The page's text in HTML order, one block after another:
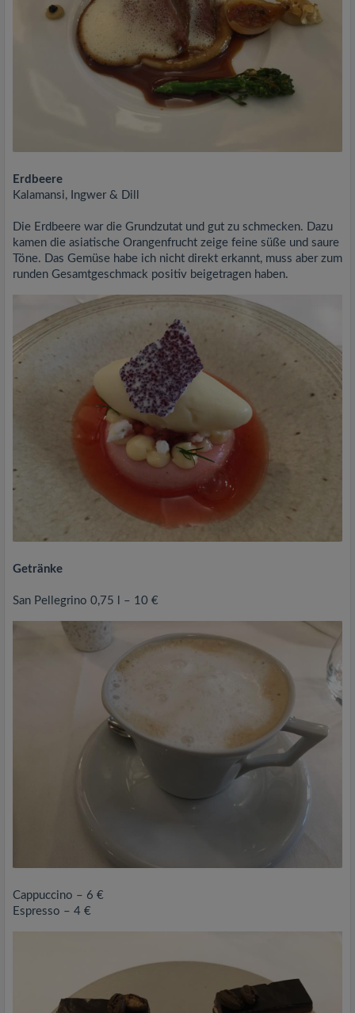
Erdbeere
Kalamansi, Ingwer & Dill
Die Erdbeere war die Grundzutat und gut zu schmecken. Dazu
kamen die asiatische Orangenfrucht zeige feine süße und saure
Töne. Das Gemüse habe ich nicht direkt erkannt, muss aber zum
runden Gesamtgeschmack positiv beigetragen haben.
Getränke
San Pellegrino 0,75 l – 10 €
Cappuccino – 6 €
Espresso – 4 €